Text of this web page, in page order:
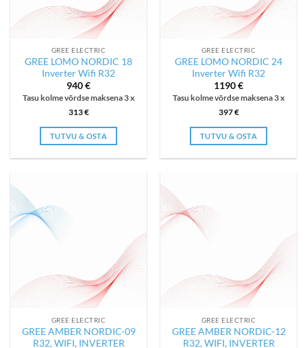
GREE ELECTRIC
GREE LOMO NORDIC 18
Inverter Wifi R32
940€
Tasu kolme võrdse maksena 3 x
313€
TUTVU & OSTA
GREE ELECTRIC
GREE LOMO NORDIC 24
Inverter Wifi R32
1190€
Tasu kolme võrdse maksena 3 x
397€
TUTVU & OSTA
GREE ELECTRIC
GREE AMBER NORDIC-09
R32, WIFI, INVERTER
GREE ELECTRIC
GREE AMBER NORDIC-12
R32, WIFI, INVERTER